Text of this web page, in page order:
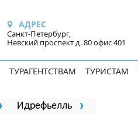
АДРЕС
Санкт-Петербург,
Невский проспект д. 80 офис 401
ТУРАГЕНТСТВАМ ТУРИСТАМ
Идрефьелль